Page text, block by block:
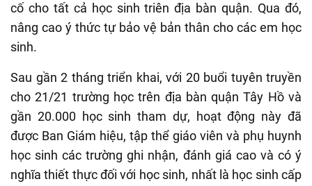
cố cho tất cả học sinh triên địa bàn quận. Qua đó,
nâng cao ý thức tự bảo vệ bản thân cho các em học
sinh.
Sau gần 2 tháng triển khai, với 20 buổi tuyên truyền
cho 21/21 trường học trên địa bàn quận Tây Hồ và
gần 20.000 học sinh tham dự, hoạt động này đã
được Ban Giám hiệu, tập thể giáo viên và phụ huynh
học sinh các trường ghi nhận, đánh giá cao và có ý
nghĩa thiết thực đối với học sinh, nhất là học sinh cấp